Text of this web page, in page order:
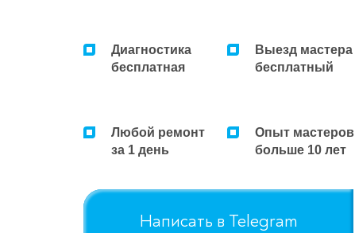
Сервисные центры
Диагностика
бесплатная
Выезд мастера
бесплатный
Любой ремонт
за 1 день
Опыт мастеров
больше 10 лет
Написать в Telegram